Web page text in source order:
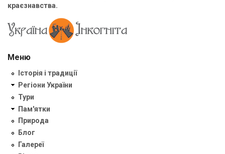
краєзнавства.
Меню
Історія і традиції
Регіони України
Тури
Пам'ятки
Природа
Блог
Галереї